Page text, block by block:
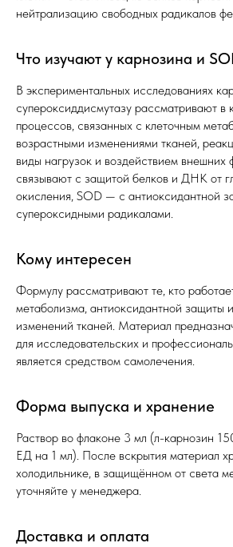
нейтрализацию свободных радикалов
Что изучают у карнозина и
В экспериментальных исследованиях
супероксиддисмутазу рассматривают в
процессов, связанных с клеточным
возрастными изменениями тканей,
виды нагрузок и воздействием внешних
связывают с защитой белков и ДНК от
окисления, SOD — с антиоксидантной
супероксидными радикалами.
Кому интересен
Формулу рассматривают те, кто
метаболизма, антиоксидантной защиты
изменений тканей. Материал
для исследовательских и
является средством самолечения.
Форма выпуска и хранение
Раствор во флаконе 3 мл (л-карнозин
ЕД на 1 мл). После вскрытия материал
холодильнике, в защищённом от света
уточняйте у менеджера.
Доставка и оплата